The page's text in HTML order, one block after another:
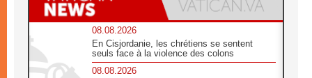
08.08.2026
En Cisjordanie, les chrétiens se sentent
seuls face à la violence des colons
08.08.2026